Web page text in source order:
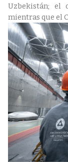
Uzbekistán; el
mientras que el